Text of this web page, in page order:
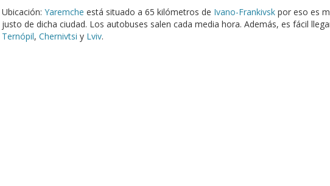
Ubicación: Yaremche está situado a 65 kilómetros de Ivano-Frankivsk por eso es
justo de dicha ciudad. Los autobuses salen cada media hora. Además, es fácil
Ternópil, Chernivtsi y Lviv.